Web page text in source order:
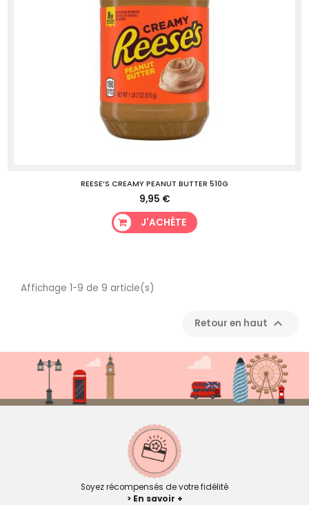
REESE’S CREAMY PEANUT BUTTER 510G
9,95 €
J'ACHÈTE
Affichage 1-9 de 9 article(s)
Retour en haut 
Soyez récompensés de votre fidélité
> En savoir +